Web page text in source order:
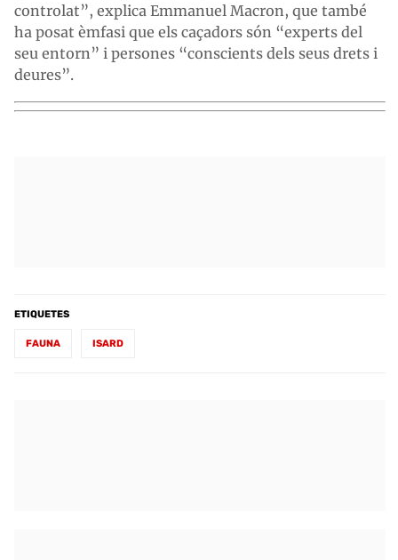
controlat”, explica Emmanuel Macron, que també
ha posat èmfasi que els caçadors són “experts del
seu entorn” i persones “conscients dels seus drets i
deures”.
ETIQUETES
FAUNA ISARD